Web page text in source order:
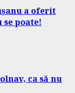
a oferit
poate!
ca să nu